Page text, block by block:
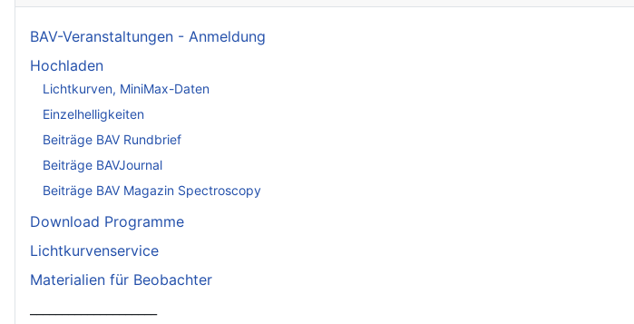
BAV-Veranstaltungen - Anmeldung
Hochladen
Lichtkurven, MiniMax-Daten
Einzelhelligkeiten
Beiträge BAV Rundbrief
Beiträge BAVJournal
Beiträge BAV Magazin Spectroscopy
Download Programme
Lichtkurvenservice
Materialien für Beobachter